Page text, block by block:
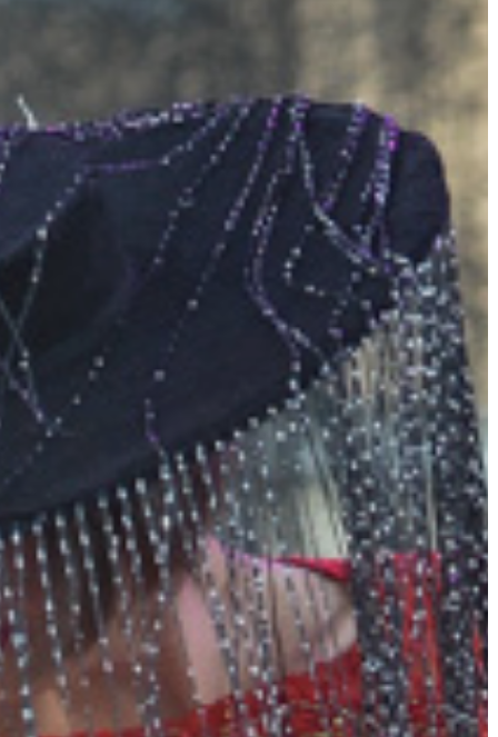
KIEMELT
LÁTVÁNYOSSÁGOK
GYÖNGYÖS
VÁROS
VÁROSUNKRÓL
LAKOSSÁGI
INFORMÁCIÓK
HASZNOS
KVÍZ